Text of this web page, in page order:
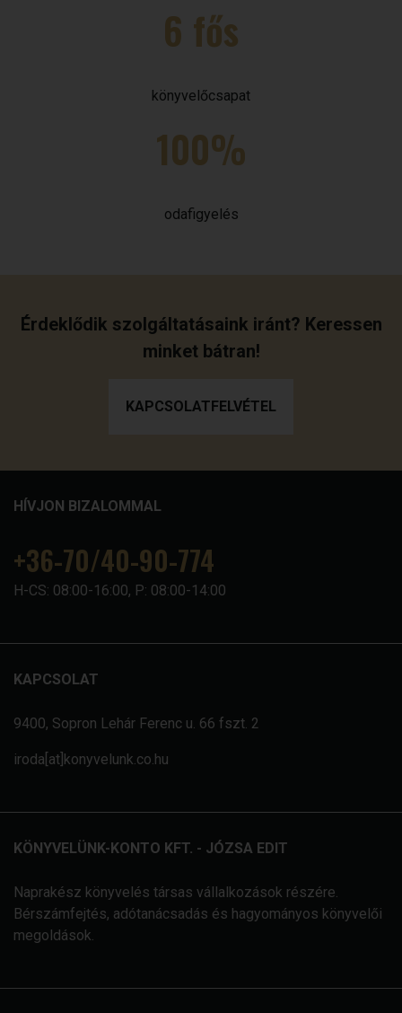
6 fős
könyvelőcsapat
100%
odafigyelés
Érdeklődik szolgáltatásaink iránt? Keressen
minket bátran!
KAPCSOLATFELVÉTEL
HÍVJON BIZALOMMAL
+36-70/40-90-774
H-CS: 08:00-16:00, P: 08:00-14:00
KAPCSOLAT
9400, Sopron Lehár Ferenc u. 66 fszt. 2
iroda[at]konyvelunk.co.hu
KÖNYVELÜNK-KONTO KFT. - JÓZSA EDIT
Naprakész könyvelés társas vállalkozások részére.
Bérszámfejtés, adótanácsadás és hagyományos könyvelői
megoldások.